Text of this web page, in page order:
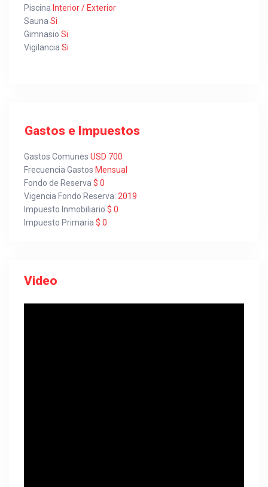
Piscina Interior / Exterior
Sauna Si
Gimnasio Si
Vigilancia Si
Gastos e Impuestos
Gastos Comunes USD 700
Frecuencia Gastos Mensual
Fondo de Reserva $ 0
Vigencia Fondo Reserva: 2019
Impuesto Inmobiliario $ 0
Impuesto Primaria $ 0
Video